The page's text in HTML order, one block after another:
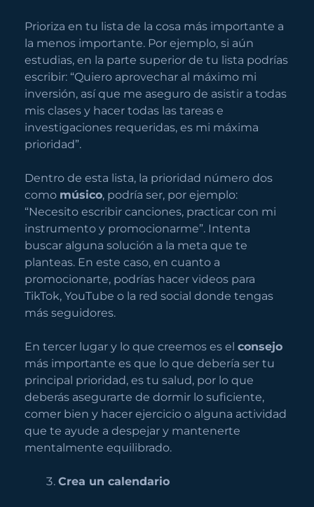
Prioriza en tu lista de la cosa más importante a
la menos importante. Por ejemplo, si aún
estudias, en la parte superior de tu lista podrías
escribir: “Quiero aprovechar al máximo mi
inversión, así que me aseguro de asistir a todas
mis clases y hacer todas las tareas e
investigaciones requeridas, es mi máxima
prioridad”.
Dentro de esta lista, la prioridad número dos
como músico, podría ser, por ejemplo:
“Necesito escribir canciones, practicar con mi
instrumento y promocionarme”. Intenta
buscar alguna solución a la meta que te
planteas. En este caso, en cuanto a
promocionarte, podrías hacer videos para
TikTok, YouTube o la red social donde tengas
más seguidores.
En tercer lugar y lo que creemos es el consejo
más importante es que lo que debería ser tu
principal prioridad, es tu salud, por lo que
deberás asegurarte de dormir lo suficiente,
comer bien y hacer ejercicio o alguna actividad
que te ayude a despejar y mantenerte
mentalmente equilibrado.
Crea un calendario